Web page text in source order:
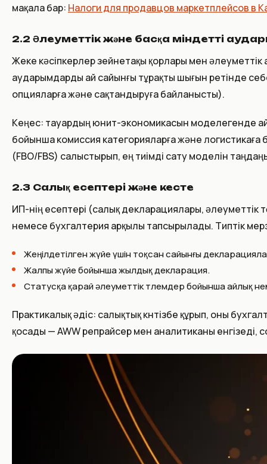
мақала бар: Налоги для продавцов маркетплейсов в
2.2 Әлеуметтік және басқа міндетті
Жеке кәсіпкерлер зейнетақы қорлары мен
аударымдарды ай сайынғы тұрақты шығын ретінде
опцияларға және сақтандыруға байланысты).
Кеңес: тауардың юнит-экономикасын моделегенде ай
бойынша комиссия категорияларға және
(FBO/FBS) салыстырып, ең тиімді сату моделін
2.3 Салық есептері және кесте
ИП-нің есептері (салық декларациялары,
немесе бухгалтерия арқылы тапсырылады. Типтік
Жеңілдетілген жүйе үшін тоқсан сайынғы
Жалпы жүйе бойынша жылдық декларация.
Статусқа қарай әлеуметтік төлемдер бойынша айлық
Практикалық әдіс: салықтық күнтізбе құрып, оны
қосады — AWW репрайсер мен аналитиканы